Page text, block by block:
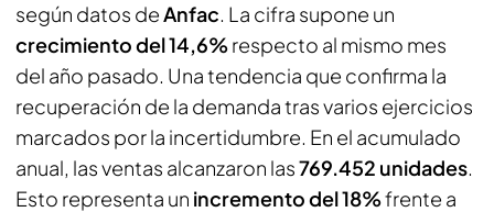
según datos deAnfac. La cifra supone un
crecimiento del 14,6%respecto al mismo mes
del año pasado. Una tendencia que confirma la
recuperación de la demanda tras varios ejercicios
marcados por la incertidumbre. En el acumulado
anual, las ventas alcanzaron las769.452 unidades.
Esto representa un incremento del 18%frente a